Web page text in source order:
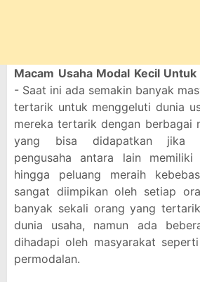
Macam Usaha Modal Kecil
- Saat ini ada semakin banyak
tertarik untuk menggeluti dunia
mereka tertarik dengan berbagai
yang bisa didapatkan jika
pengusaha antara lain memiliki
hingga peluang meraih
sangat diimpikan oleh setiap
banyak sekali orang yang
dunia usaha, namun ada
dihadapi oleh masyarakat
permodalan.